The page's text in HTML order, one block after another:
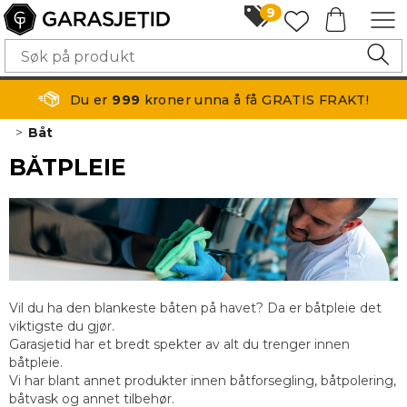
9
Du er 999 kroner unna å få GRATIS FRAKT!
>Båt
BÅTPLEIE
Vil du ha den blankeste båten på havet? Da er båtpleie det
viktigste du gjør.
Garasjetid har et bredt spekter av alt du trenger innen
båtpleie.
Vi har blant annet produkter innen båtforsegling, båtpolering,
båtvask og annet tilbehør.